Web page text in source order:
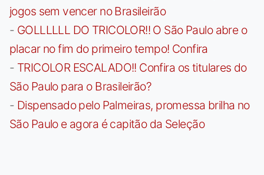
jogos sem vencer no Brasileirão
- GOLLLLLL DO TRICOLOR!! O São Paulo abre o
placar no fim do primeiro tempo! Confira
- TRICOLOR ESCALADO!! Confira os titulares do
São Paulo para o Brasileirão?
- Dispensado pelo Palmeiras, promessa brilha no
São Paulo e agora é capitão da Seleção